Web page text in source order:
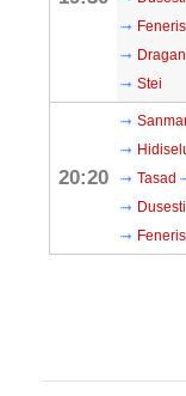
Feneris
Stei
20:20
Tasad
Dusesti
Feneris